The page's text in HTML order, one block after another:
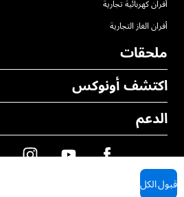
أفران كهربائية تجارية
أفران الغاز التجارية
ملحقات
جميع الملحقات
منظفات الغسيل اليدوي
معالجة المياه باستخدام المرشحات
معالجة المياه بالتناضح العكسي
اكتشف أونوكس
مكاتبنا حول العالم
الدعم
محدد موقع الموزع
قبول الكل